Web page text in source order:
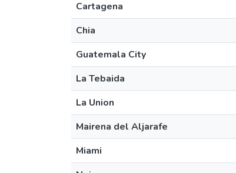
Cartagena
Chia
Guatemala City
La Tebaida
La Union
Mairena del Aljarafe
Miami